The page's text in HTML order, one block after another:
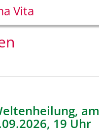
Vita
am
19 Uhr